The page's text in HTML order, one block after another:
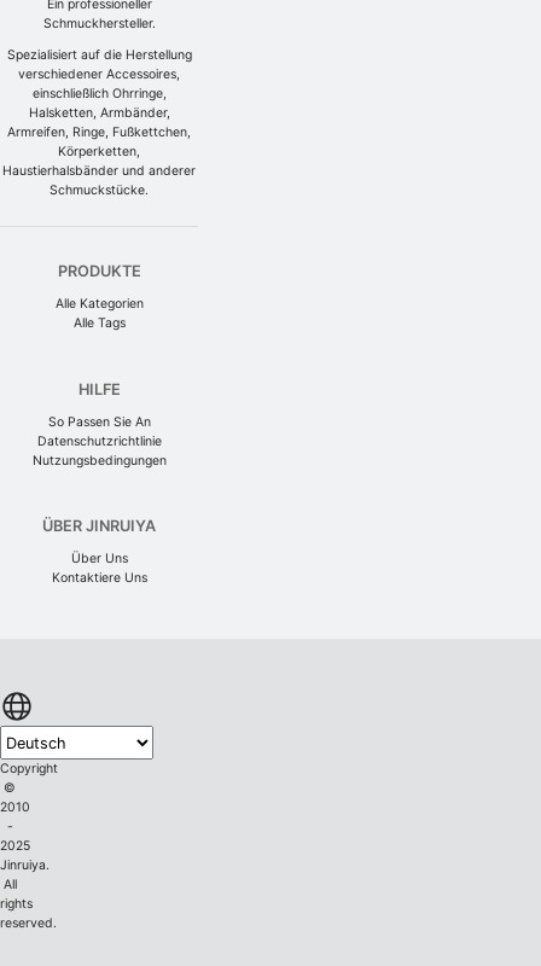
Ein professioneller
Schmuckhersteller.
Spezialisiert auf die Herstellung
verschiedener Accessoires,
einschließlich Ohrringe,
Halsketten, Armbänder,
Armreifen, Ringe, Fußkettchen,
Körperketten,
Haustierhalsbänder und anderer
Schmuckstücke.
PRODUKTE
Alle Kategorien
Alle Tags
HILFE
So Passen Sie An
Datenschutzrichtlinie
Nutzungsbedingungen
ÜBER JINRUIYA
Über Uns
Kontaktiere Uns
Copyright
©
2010
-
2025
Jinruiya.
All
rights
reserved.